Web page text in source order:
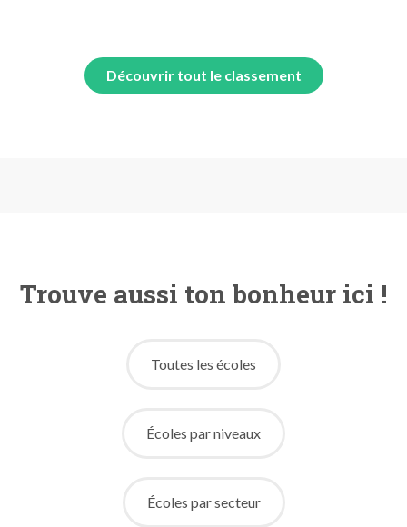
Découvrir tout le classement
Trouve aussi ton bonheur ici !
Toutes les écoles
Écoles par niveaux
Écoles par secteur